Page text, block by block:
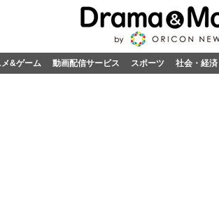
メ&ゲーム 動画配信サービス スポーツ 社会・経済